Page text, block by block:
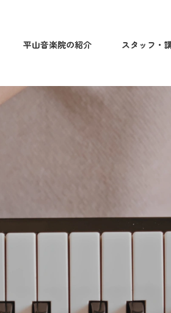
平山音楽院の紹介 スタッフ・